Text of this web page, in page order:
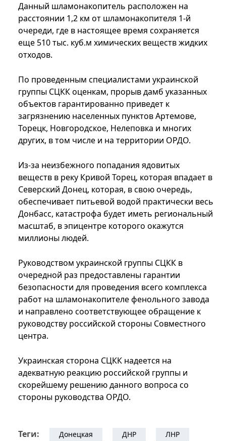
Данный шламонакопитель расположен на
расстоянии 1,2 км от шламонакопителя 1-й
очереди, где в настоящее время сохраняется
еще 510 тыс. куб.м химических веществ жидких
отходов.
По проведенным специалистами украинской
группы СЦКК оценкам, прорыв дамб указанных
объектов гарантированно приведет к
загрязнению населенных пунктов Артемове,
Торецк, Новгородское, Нелеповка и многих
других, в том числе и на территории ОРДО.
Из-за неизбежного попадания ядовитых
веществ в реку Кривой Торец, которая впадает в
Северский Донец, которая, в свою очередь,
обеспечивает питьевой водой практически весь
Донбасс, катастрофа будет иметь региональный
масштаб, в эпицентре которого окажутся
миллионы людей.
Руководством украинской группы СЦКК в
очередной раз предоставлены гарантии
безопасности для проведения всего комплекса
работ на шламонакопителе фенольного завода
и направлено соответствующее обращение к
руководству российской стороны Совместного
центра.
Украинская сторона СЦКК надеется на
адекватную реакцию российской группы и
скорейшему решению данного вопроса со
стороны руководства ОРДО.
Теги: Донецкая ДНР
ЛНР